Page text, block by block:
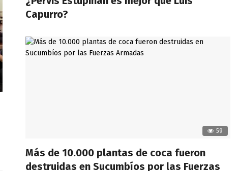
Capurro?
59
Más de 10.000 plantas de coca fueron
destruidas en Sucumbíos por las Fuerzas